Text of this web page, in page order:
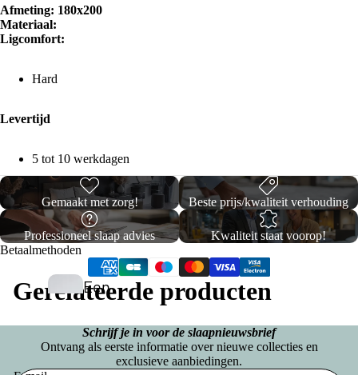
o
ll
e
c
ti
o
S
Vo
uw
be
dd
en
t
a
ri
n
g
s
Eenperso
Budget
gs
Een
oon
s
Afmeting: 180x200
Materiaal:
Ligcomfort:
Hard
Levertijd
5 tot 10 werkdagen
Gemaakt met zorg! Beste prijs/kwaliteit verhouding
Professioneel slaap advies
Kwaliteit staat voorop!
Betaalmethoden
Gerelateerde producten
Schrijf je in voor de slaapnieuwsbrief
Ontvang als eerste informatie over nieuwe collecties en
exclusieve aanbiedingen.